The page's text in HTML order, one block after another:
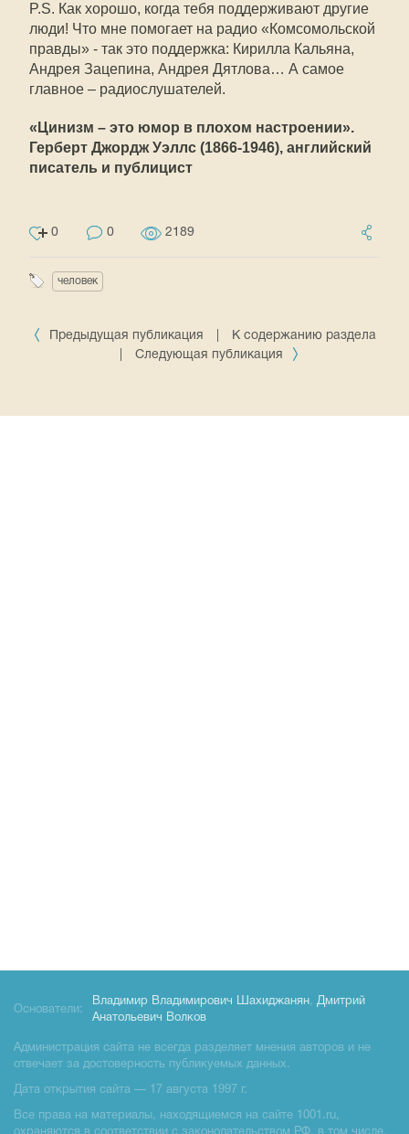
P.S. Как хорошо, когда тебя поддерживают другие
люди! Что мне помогает на радио «Комсомольской
правды» - так это поддержка: Кирилла Кальяна,
Андрея Зацепина, Андрея Дятлова… А самое
главное – радиослушателей.
«Цинизм – это юмор в плохом настроении».
Герберт Джордж Уэллс (1866-1946), английский
писатель и публицист
0 0 2189
человек
Предыдущая публикация
К содержанию раздела
Следующая публикация
Основатели:
Владимир Владимирович Шахиджанян, Дмитрий
Анатольевич Волков
Администрация сайта не всегда разделяет мнения авторов и не
отвечает за достоверность публикуемых данных.
Дата открытия сайта — 17 августа 1997 г.
Все права на материалы, находящиемся на сайте 1001.ru,